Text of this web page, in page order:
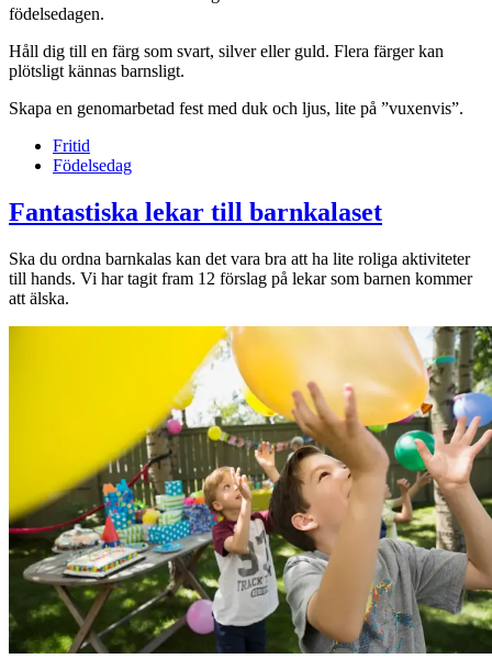
födelsedagen.
Håll dig till en färg som svart, silver eller guld. Flera färger kan
plötsligt kännas barnsligt.
Skapa en genomarbetad fest med duk och ljus, lite på ”vuxenvis”.
Fritid
Födelsedag
Fantastiska lekar till barnkalaset
Ska du ordna barnkalas kan det vara bra att ha lite roliga aktiviteter
till hands. Vi har tagit fram 12 förslag på lekar som barnen kommer
att älska.